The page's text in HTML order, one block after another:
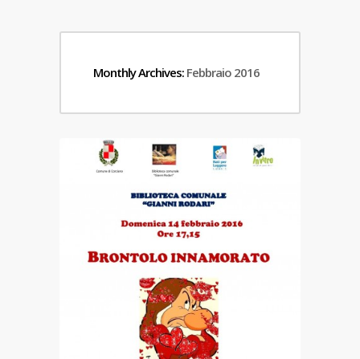
Monthly Archives: Febbraio 2016